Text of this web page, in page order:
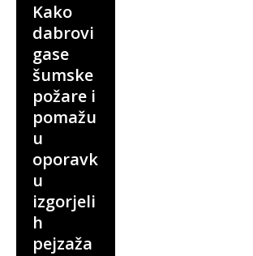
Kako
dabrovi
gase
šumske
požare i
pomažu
u
oporavk
u
izgorjeli
h
pejzaža